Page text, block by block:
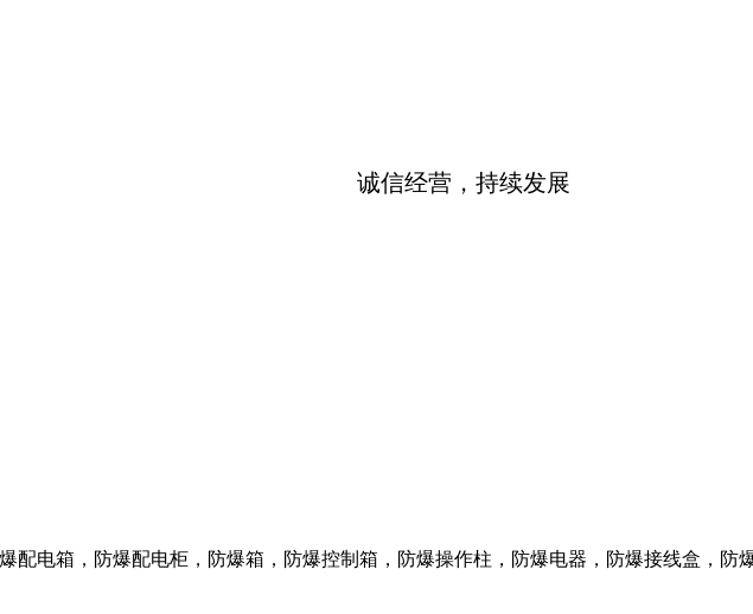
诚信经营，持续发展
配电箱，防爆配电柜，防爆箱，防爆控制箱，防爆操作柱，防爆电器，防爆接线盒，防